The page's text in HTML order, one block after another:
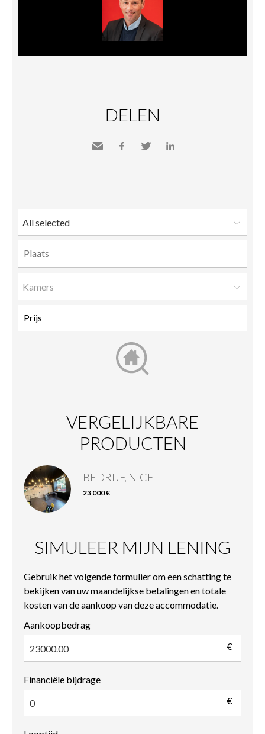
DELEN
All selected
Kamers
VERGELIJKBARE
PRODUCTEN
BEDRIJF, NICE
23 000 €
SIMULEER MIJN LENING
Gebruik het volgende formulier om een schatting te
bekijken van uw maandelijkse betalingen en totale
kosten van de aankoop van deze accommodatie.
Aankoopbedrag
€
Financiële bijdrage
€